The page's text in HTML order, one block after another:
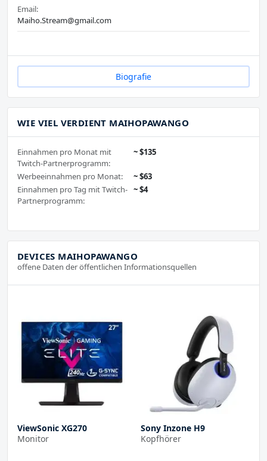
Email:
Maiho.Stream@gmail.com
Biografie
WIE VIEL VERDIENT MAIHOPAWANGO
Einnahmen pro Monat mit
Twitch-Partnerprogramm:
~ $135
Werbeeinnahmen pro Monat:
~ $63
Einnahmen pro Tag mit Twitch-
Partnerprogramm:
~ $4
DEVICES MAIHOPAWANGO
offene Daten der öffentlichen Informationsquellen
ViewSonic XG270
Monitor
Sony Inzone H9
Kopfhörer